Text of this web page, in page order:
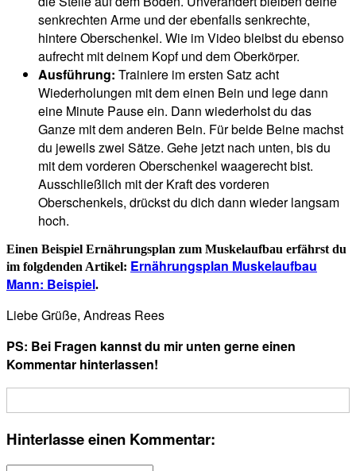
senkrechten Arme und der ebenfalls senkrechte,
hintere Oberschenkel. Wie im Video bleibst du ebenso
aufrecht mit deinem Kopf und dem Oberkörper.
Ausführung: Trainiere im ersten Satz acht
Wiederholungen mit dem einen Bein und lege dann
eine Minute Pause ein. Dann wiederholst du das
Ganze mit dem anderen Bein. Für beide Beine machst
du jeweils zwei Sätze. Gehe jetzt nach unten, bis du
mit dem vorderen Oberschenkel waagerecht bist.
Ausschließlich mit der Kraft des vorderen
Oberschenkels, drückst du dich dann wieder langsam
hoch.
Einen Beispiel Ernährungsplan zum Muskelaufbau erfährst du
im folgdenden Artikel: Ernährungsplan Muskelaufbau
Mann: Beispiel.
Liebe Grüße, Andreas Rees
PS: Bei Fragen kannst du mir unten gerne einen
Kommentar hinterlassen!
Hinterlasse einen Kommentar: